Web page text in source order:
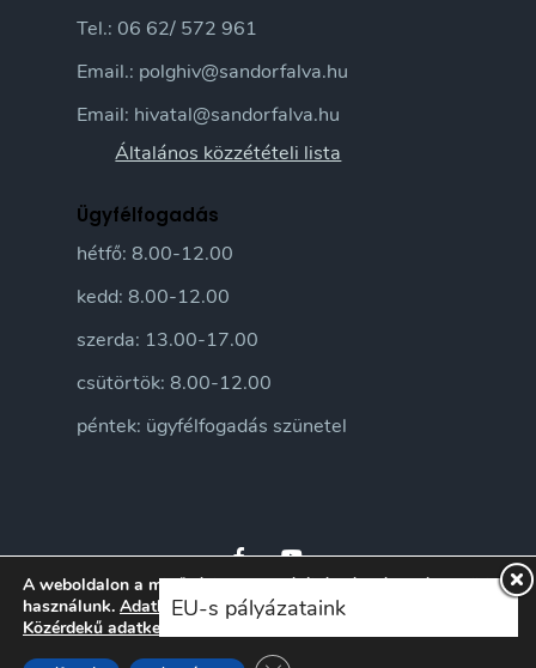
Tel.: 06 62/ 572 961
Email.: polghiv@sandorfalva.hu
Email: hivatal@sandorfalva.hu
Általános közzétételi lista
Ügyfélfogadás
hétfő: 8.00-12.00
kedd: 8.00-12.00
szerda: 13.00-17.00
csütörtök: 8.00-12.00
péntek: ügyfélfogadás szünetel
© 2026 Sándorfalva Város honlapja • Sándorfalvi Közös Önkormányzati
Hivatal 2016 | Minden jog fenntartva
EU-s pályázataink
A weboldalon a minőségi felhasználói élmény érdekében sütiket
használunk. Adatkezelési tájékoztatónkatitt ismerheti meg.
Közérdekű adatkezelési szabályzatunkat